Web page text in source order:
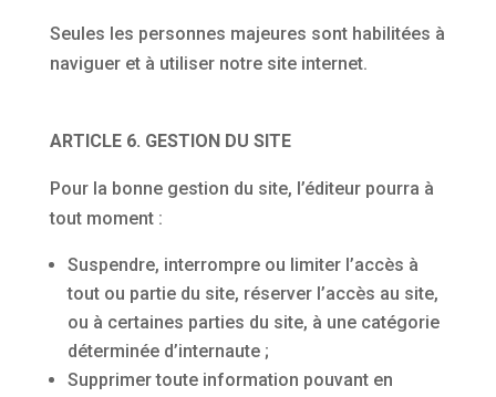
Seules les personnes majeures sont habilitées à
naviguer et à utiliser notre site internet.
ARTICLE 6. GESTION DU SITE
Pour la bonne gestion du site, l’éditeur pourra à
tout moment :
Suspendre, interrompre ou limiter l’accès à
tout ou partie du site, réserver l’accès au site,
ou à certaines parties du site, à une catégorie
déterminée d’internaute ;
Supprimer toute information pouvant en